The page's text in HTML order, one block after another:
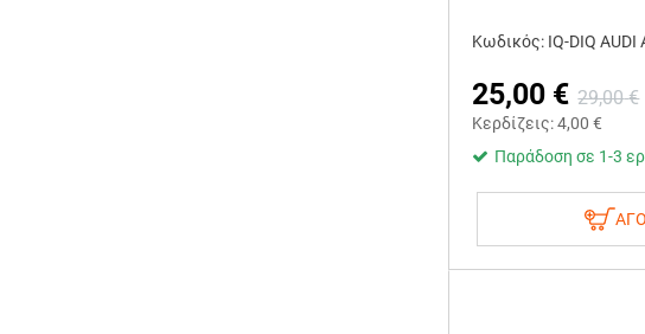
Κωδικός: IQ-DIQ AUDI
25,00 € 29,00 €
Κερδίζεις:4,00 €
Παράδοση σε 1-3